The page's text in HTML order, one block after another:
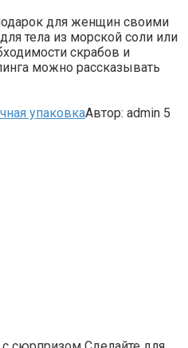
для женщин своими
тела из морской соли или
скрабов и
можно рассказывать
упаковкаАвтор: admin 5